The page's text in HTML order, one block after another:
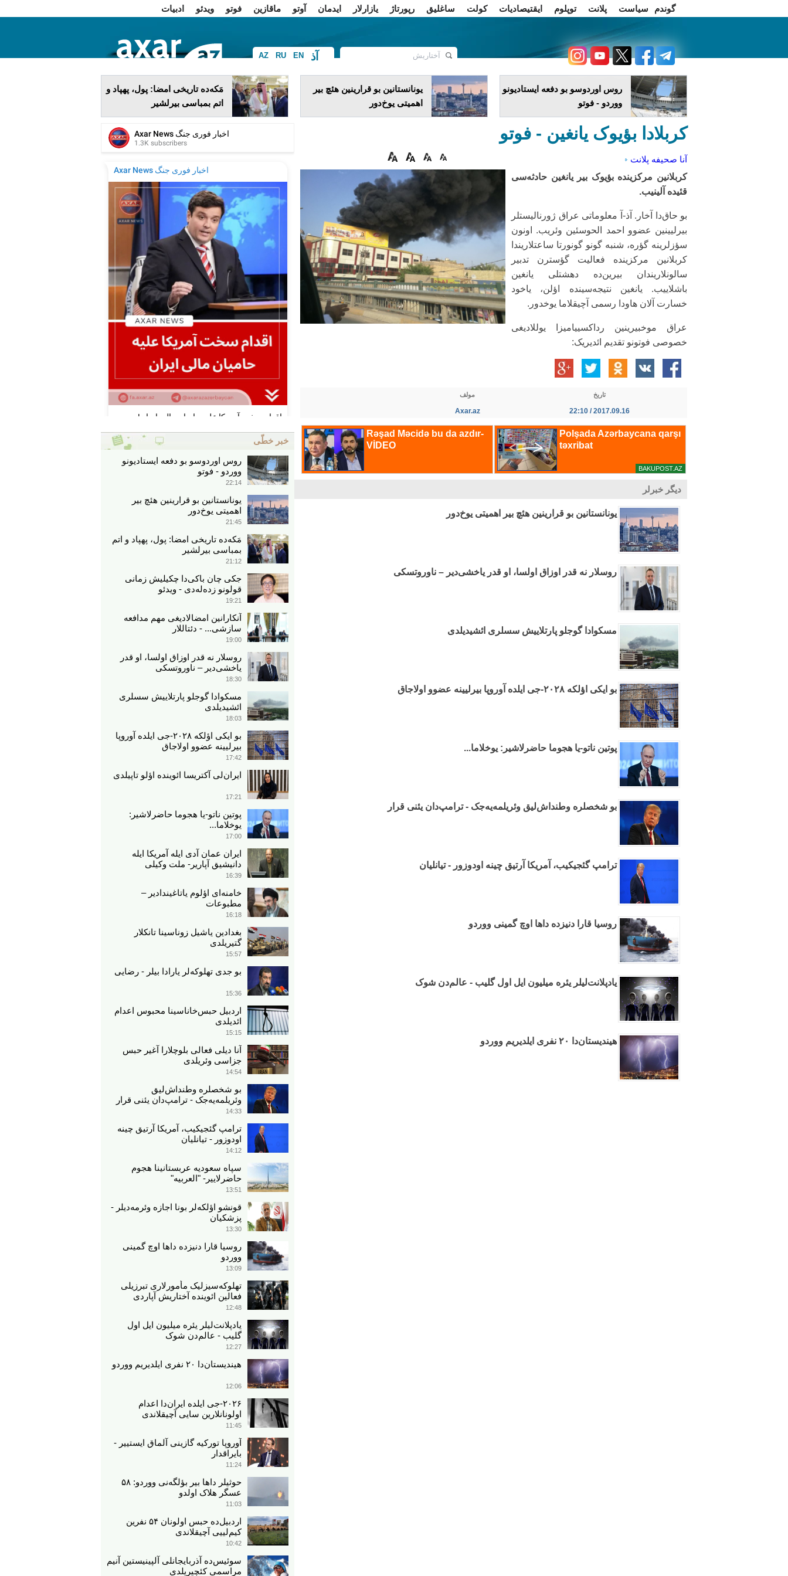
گوندم سیاست پلانت توپلوم ایقتیصادیات کولت ساغلیق رپورتاژ یازارلار ایدمان آوتو ماقازین فوتو ویدئو
ادبیات
AZ RU EN آذ
فا
روس اوردوسو بو دفعه ایستادیونو
ووردو - فوتو
یونانستانین بو قرارینین هئچ بیر
اهمیتی یوخ‌دور
مَکه‌ده تاریخی امضا: پول، پهپاد و
اتم بمباسی بیرلشیر
کربلادا بؤیوک یانغین - فوتو
آنا صحیفه پلانت
کربلانین مرکزینده بؤیوک بیر یانغین حادثه‌سی
قئیده آلینیب.
بو حاق‌دا آخار. آذ-آ معلوماتی عراق ژورنالیستلر
بیرلیینین عضوو احمد الحوسئین وئریب. اونون
سؤزلرینه گؤره، شنبه گونو گونورتا ساعتلاریندا
کربلانین مرکزینده فعالیت گؤسترن تدبیر
سالونلاریندان بیرین‌ده دهشتلی یانغین
باشلاییب. یانغین نتیجه‌سینده اؤلن، یاخود
خسارت آلان هاودا رسمی آچیقلاما یوخدور.
عراق موخبیرینین رداکسییامیزا یوللادیغی
خصوصی فوتونو تقدیم ائدیریک:
تاریخ
2017.09.16 / 22:10
مولف
Axar.az
دیگر خبرلر
یونانستانین بو قرارینین هئچ بیر اهمیتی یوخ‌دور
روسلار نه قدر اوزاق اولسا، او قدر یاخشی‌دیر – ناوروتسکی
مسکوادا گوجلو پارتلاییش سسلری ائشیدیلدی
بو ایکی اؤلکه ۲۰۲۸-جی ایلده آوروپا بیرلیینه عضوو اولاجاق
پوتین ناتو-یا هجوما حاضرلاشیر: یوخلاما...
بو شخصلره وطنداش‌لیق وئریلمه‌یه‌جک - ترامپ‌دان یئنی قرار
ترامپ گئجیکیب، آمریکا آرتیق چینه اودوزور - تیانلیان
روسیا قارا دنیزده داها اوچ گمینی ووردو
یادپلانت‌لیلر یئره میلیون ایل اول گلیب - عالم‌دن شوک
هیندیستان‌دا ۲۰ نفری ایلدیریم ووردو
خبر خطّی
روس اوردوسو بو دفعه ایستادیونو
ووردو - فوتو
22:14
یونانستانین بو قرارینین هئچ بیر
اهمیتی یوخ‌دور
21:45
مَکه‌ده تاریخی امضا: پول، پهپاد و اتم
بمباسی بیرلشیر
21:12
جکی چان باکی‌دا چکیلیش زمانی
قولونو زده‌له‌دی - ویدئو
19:21
آنکارانین امضالادیغی مهم مدافعه
سازشی... - دئتاللار
19:00
روسلار نه قدر اوزاق اولسا، او قدر
یاخشی‌دیر – ناوروتسکی
18:30
مسکوادا گوجلو پارتلاییش سسلری
ائشیدیلدی
18:03
بو ایکی اؤلکه ۲۰۲۸-جی ایلده آوروپا
بیرلیینه عضوو اولاجاق
17:42
ایران‌لی آکتریسا ائوینده اؤلو تاپیلدی
17:21
پوتین ناتو-یا هجوما حاضرلاشیر:
یوخلاما...
17:00
ایران عمان آدی ایله آمریکا ایله
دانیشیق آپاریر- ملت وکیلی
16:39
خامنه‌ای اؤلوم یاتاغیندادیر –
مطبوعات
16:18
بغدادین یاشیل زوناسینا تانکلار
گتیریلدی
15:57
بو جدی تهلوکه‌لر یارادا بیلر - رضایی
15:36
اردبیل حبس‌خاناسینا محبوس اعدام
ائدیلدی
15:15
آنا دیلی فعالی بلوچلارا آغیر حبس
جزاسی وئریلدی
14:54
بو شخصلره وطنداش‌لیق
وئریلمه‌یه‌جک - ترامپ‌دان یئنی قرار
14:33
ترامپ گئجیکیب، آمریکا آرتیق چینه
اودوزور - تیانلیان
14:12
سپاه سعودیه عربستانینا هجوم
حاضرلاییر- "العربیه"
13:51
قونشو اؤلکه‌لر بونا اجازه وئرمه‌دیلر -
پزشکیان
13:30
روسیا قارا دنیزده داها اوچ گمینی
ووردو
13:09
تهلوکه‌سیزلیک مأمورلاری تبرزیلی
فعالین ائوینده آختاریش آپاردی
12:48
یادپلانت‌لیلر یئره میلیون ایل اول
گلیب - عالم‌دن شوک
12:27
هیندیستان‌دا ۲۰ نفری ایلدیریم ووردو
12:06
۲۰۲۶-جی ایلده ایران‌دا اعدام
اولونانلارین سایی آچیقلاندی
11:45
آوروپا تورکیه گازینی آلماق ایستییر -
بایراقدار
11:24
حوثیلر داها بیر بؤلگه‌نی ووردو: ۵۸
عسگر هلاک اولدو
11:03
اردبیل‌ده حبس اولونان ۵۴ نفرین
کیم‌لییی آچیقلاندی
10:42
سوئیس‌ده آذربایجانلی آلپینیستین آنیم
مراسمی کئچیریلدی